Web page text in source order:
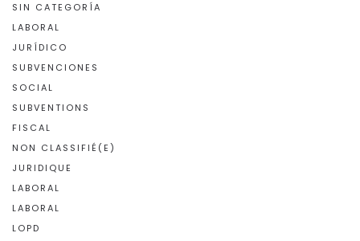
SIN CATEGORÍA
LABORAL
JURÍDICO
SUBVENCIONES
SOCIAL
SUBVENTIONS
FISCAL
NON CLASSIFIÉ(E)
JURIDIQUE
LABORAL
LABORAL
LOPD